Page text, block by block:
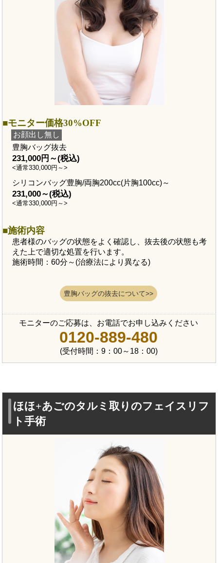
モニター価格30%OFF
お顔出し無し
豊胸バッグ抜去
231,000円～(税込)
<通常330,000円～>
シリコンバッグ豊胸/両胸200cc(片胸100cc)～
231,000～(税込)
<通常330,000円～>
施術内容
患者様のバッグの状態をよく確認し、抜去後の状態も考
えた上で適切な処置を行います。
施術時間：60分～(治療法により異なる)
豊胸バッグの抜去について>>
モニターのご応募は、お電話でお申し込みください
0120-889-480
(受付時間：9：00～18：00)
ほほ+あごのタルミ取りのフェイスリフ
ト手術